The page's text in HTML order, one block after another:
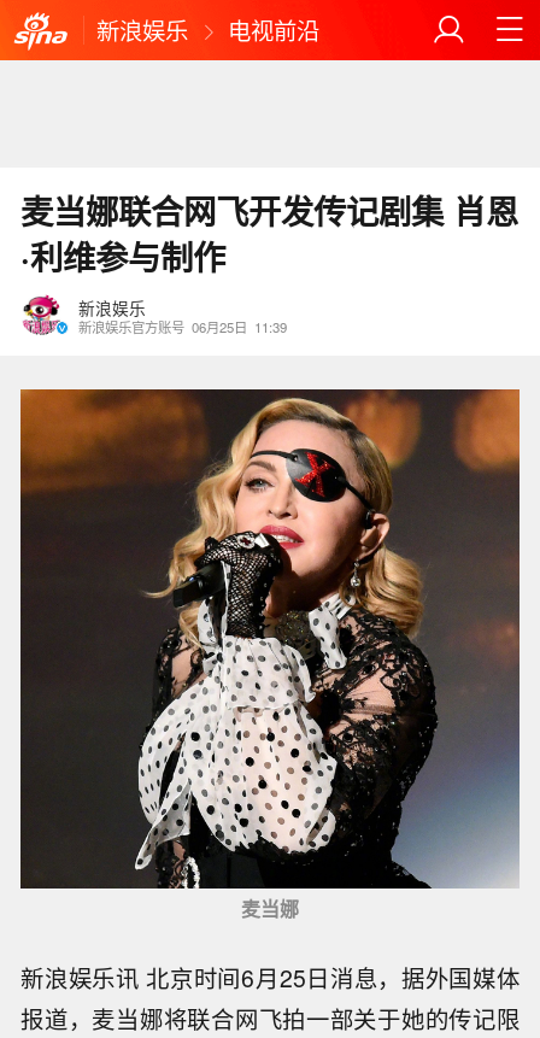
新浪娱乐 电视前沿
麦当娜联合网飞开发传记剧集 肖恩
·利维参与制作
新浪娱乐
新浪娱乐官方账号 06月25日 11:39
麦当娜
新浪娱乐讯 北京时间6月25日消息，据外国媒体
报道，麦当娜将联合网飞拍一部关于她的传记限